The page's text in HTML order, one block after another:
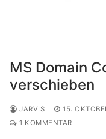
MS Domain
verschieben
JARVIS 15.
1 KOMMENTAR